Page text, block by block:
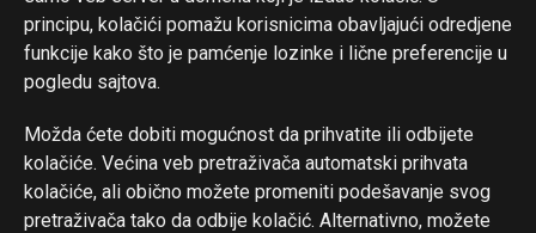
principu, kolačići pomažu korisnicima obavljajući odredjene
funkcije kako što je pamćenje lozinke i lične preferencije u
pogledu sajtova.
Možda ćete dobiti mogućnost da prihvatite ili odbijete
kolačiće. Većina veb pretraživača automatski prihvata
kolačiće, ali obično možete promeniti podešavanje svog
pretraživača tako da odbije kolačić. Alternativno, možete